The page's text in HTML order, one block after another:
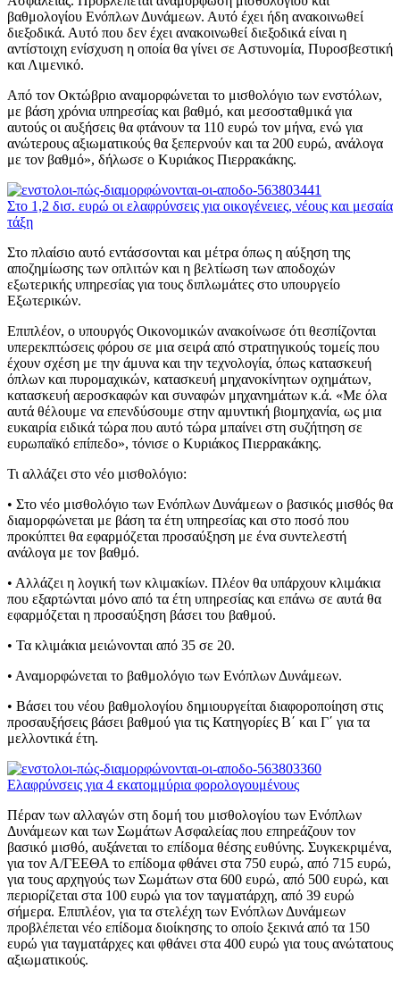
βαθμολογίου Ενόπλων Δυνάμεων. Αυτό έχει ήδη ανακοινωθεί
διεξοδικά. Αυτό που δεν έχει ανακοινωθεί διεξοδικά είναι η
αντίστοιχη ενίσχυση η οποία θα γίνει σε Αστυνομία, Πυροσβεστική
και Λιμενικό.
Από τον Οκτώβριο αναμορφώνεται το μισθολόγιο των ενστόλων,
με βάση χρόνια υπηρεσίας και βαθμό, και μεσοσταθμικά για
αυτούς οι αυξήσεις θα φτάνουν τα 110 ευρώ τον μήνα, ενώ για
ανώτερους αξιωματικούς θα ξεπερνούν και τα 200 ευρώ, ανάλογα
με τον βαθμό», δήλωσε ο Κυριάκος Πιερρακάκης.
Στο 1,2 δισ. ευρώ οι ελαφρύνσεις για οικογένειες, νέους και μεσαία
τάξη
Στο πλαίσιο αυτό εντάσσονται και μέτρα όπως η αύξηση της
αποζημίωσης των οπλιτών και η βελτίωση των αποδοχών
εξωτερικής υπηρεσίας για τους διπλωμάτες στο υπουργείο
Εξωτερικών.
Επιπλέον, ο υπουργός Οικονομικών ανακοίνωσε ότι θεσπίζονται
υπερεκπτώσεις φόρου σε μια σειρά από στρατηγικούς τομείς που
έχουν σχέση με την άμυνα και την τεχνολογία, όπως κατασκευή
όπλων και πυρομαχικών, κατασκευή μηχανοκίνητων οχημάτων,
κατασκευή αεροσκαφών και συναφών μηχανημάτων κ.ά. «Με όλα
αυτά θέλουμε να επενδύσουμε στην αμυντική βιομηχανία, ως μια
ευκαιρία ειδικά τώρα που αυτό τώρα μπαίνει στη συζήτηση σε
ευρωπαϊκό επίπεδο», τόνισε ο Κυριάκος Πιερρακάκης.
Τι αλλάζει στο νέο μισθολόγιο:
• Στο νέο μισθολόγιο των Ενόπλων Δυνάμεων ο βασικός μισθός θα
διαμορφώνεται με βάση τα έτη υπηρεσίας και στο ποσό που
προκύπτει θα εφαρμόζεται προσαύξηση με ένα συντελεστή
ανάλογα με τον βαθμό.
• Αλλάζει η λογική των κλιμακίων. Πλέον θα υπάρχουν κλιμάκια
που εξαρτώνται μόνο από τα έτη υπηρεσίας και επάνω σε αυτά θα
εφαρμόζεται η προσαύξηση βάσει του βαθμού.
• Τα κλιμάκια μειώνονται από 35 σε 20.
• Αναμορφώνεται το βαθμολόγιο των Ενόπλων Δυνάμεων.
• Βάσει του νέου βαθμολογίου δημιουργείται διαφοροποίηση στις
προσαυξήσεις βάσει βαθμού για τις Κατηγορίες Β΄ και Γ΄ για τα
μελλοντικά έτη.
Ελαφρύνσεις για 4 εκατομμύρια φορολογουμένους
Πέραν των αλλαγών στη δομή του μισθολογίου των Ενόπλων
Δυνάμεων και των Σωμάτων Ασφαλείας που επηρεάζουν τον
βασικό μισθό, αυξάνεται το επίδομα θέσης ευθύνης. Συγκεκριμένα,
για τον Α/ΓΕΕΘΑ το επίδομα φθάνει στα 750 ευρώ, από 715 ευρώ,
για τους αρχηγούς των Σωμάτων στα 600 ευρώ, από 500 ευρώ, και
περιορίζεται στα 100 ευρώ για τον ταγματάρχη, από 39 ευρώ
σήμερα. Επιπλέον, για τα στελέχη των Ενόπλων Δυνάμεων
προβλέπεται νέο επίδομα διοίκησης το οποίο ξεκινά από τα 150
ευρώ για ταγματάρχες και φθάνει στα 400 ευρώ για τους ανώτατους
αξιωματικούς.